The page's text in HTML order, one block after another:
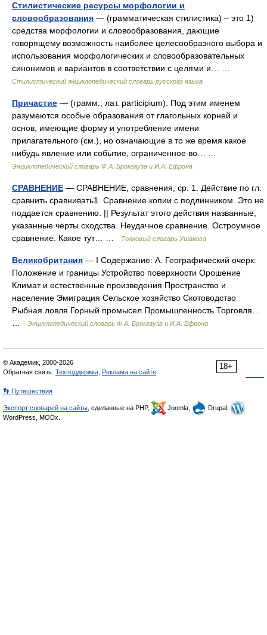
Стилистические ресурсы морфологии и
словообразования — (грамматическая стилистика) – это 1)
средства морфологии и словообразования, дающие
говорящему возможность наиболее целесообразного выбора и
использования морфологических и словообразовательных
синонимов и вариантов в соответствии с целями и… …
Стилистический энциклопедический словарь русского языка
Причастие — (грамм.; лат. participium). Под этим именем
разумеются особые образования от глагольных корней и
основ, имеющие форму и употребление имени
прилагательного (см.), но означающие в то же время какое
нибудь явление или событие, ограниченное во… …
Энциклопедический словарь Ф.А. Брокгауза и И.А. Ефрона
СРАВНЕНИЕ — СРАВНЕНИЕ, сравнения, ср. 1. Действие по гл.
сравнить сравнивать1. Сравнение копии с подлинником. Это не
поддается сравнению. || Результат этого действия названные,
указанные черты сходства. Неудачное сравнение. Остроумное
сравнение. Какое тут… …
Толковый словарь Ушакова
Великобритания — I Содержание: А. Географический очерк:
Положение и границы Устройство поверхности Орошение
Климат и естественные произведения Пространство и
население Эмиграция Сельское хозяйство Скотоводство
Рыбная ловля Горный промысел Промышленность Торговля…
Энциклопедический словарь Ф.А. Брокгауза и И.А. Ефрона
18+
© Академик, 2000-2026
Обратная связь: Техподдержка Реклама на сайте
👣 Путешествия
Экспорт словарей на сайты , сделанные на PHP, Joomla,
Drupal,
WordPress, MODx.